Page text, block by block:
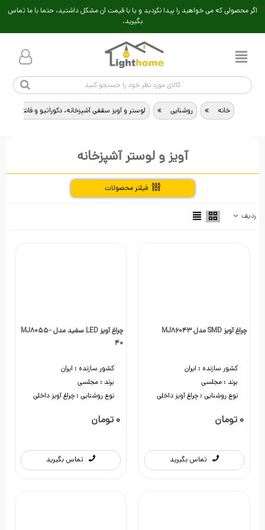
اگر محصولی که می خواهید را پیدا نکردید و یا با قیمت آن مشکل داشتید، حتما با ما تماس
بگیرید.
خانه > روشنایی > لوستر و آویز سقفی آشپزخانه، دکوراتیو و فانتزی،
آویز و لوستر آشپزخانه
فیلتر محصولات
ردیف
چراغ آویز SMD مدل MJ86043
کشور سازنده : ایران
برند : مجلسی
نوع روشنایی : چراغ آویز داخلی
0 تومان
تماس بگیرید
چراغ آویز LED سفید مدل MJ8055-
40
کشور سازنده : ایران
برند : مجلسی
نوع روشنایی : چراغ آویز داخلی
0 تومان
تماس بگیرید